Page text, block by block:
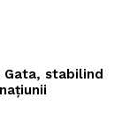
stabilind